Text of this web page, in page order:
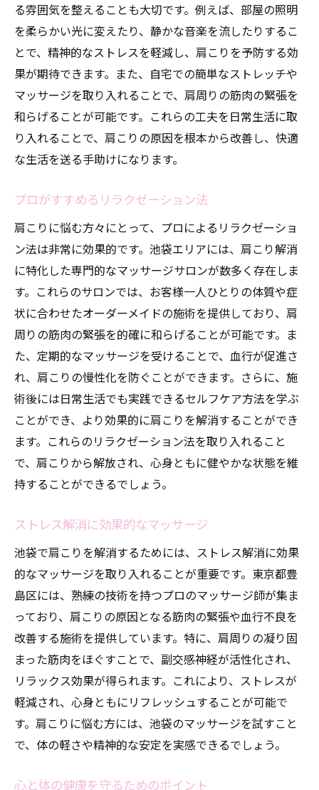
る雰囲気を整えることも大切です。例えば、部屋の照明
を柔らかい光に変えたり、静かな音楽を流したりするこ
とで、精神的なストレスを軽減し、肩こりを予防する効
果が期待できます。また、自宅での簡単なストレッチや
マッサージを取り入れることで、肩周りの筋肉の緊張を
和らげることが可能です。これらの工夫を日常生活に取
り入れることで、肩こりの原因を根本から改善し、快適
な生活を送る手助けになります。
プロがすすめるリラクゼーション法
肩こりに悩む方々にとって、プロによるリラクゼーショ
ン法は非常に効果的です。池袋エリアには、肩こり解消
に特化した専門的なマッサージサロンが数多く存在しま
す。これらのサロンでは、お客様一人ひとりの体質や症
状に合わせたオーダーメイドの施術を提供しており、肩
周りの筋肉の緊張を的確に和らげることが可能です。ま
た、定期的なマッサージを受けることで、血行が促進さ
れ、肩こりの慢性化を防ぐことができます。さらに、施
術後には日常生活でも実践できるセルフケア方法を学ぶ
ことができ、より効果的に肩こりを解消することができ
ます。これらのリラクゼーション法を取り入れること
で、肩こりから解放され、心身ともに健やかな状態を維
持することができるでしょう。
ストレス解消に効果的なマッサージ
池袋で肩こりを解消するためには、ストレス解消に効果
的なマッサージを取り入れることが重要です。東京都豊
島区には、熟練の技術を持つプロのマッサージ師が集ま
っており、肩こりの原因となる筋肉の緊張や血行不良を
改善する施術を提供しています。特に、肩周りの凝り固
まった筋肉をほぐすことで、副交感神経が活性化され、
リラックス効果が得られます。これにより、ストレスが
軽減され、心身ともにリフレッシュすることが可能で
す。肩こりに悩む方には、池袋のマッサージを試すこと
で、体の軽さや精神的な安定を実感できるでしょう。
心と体の健康を守るためのポイント